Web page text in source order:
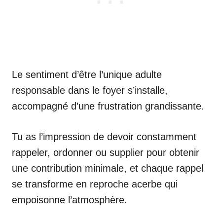
Le sentiment d’être l’unique adulte
responsable dans le foyer s’installe,
accompagné d’une frustration grandissante.
Tu as l’impression de devoir constamment
rappeler, ordonner ou supplier pour obtenir
une contribution minimale, et chaque rappel
se transforme en reproche acerbe qui
empoisonne l’atmosphère.